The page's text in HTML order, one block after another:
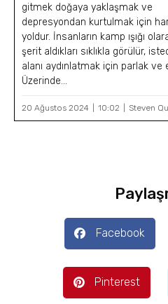
gitmek doğaya yaklaşmak ve
depresyondan kurtulmak için
yoldur. İnsanların kamp ışığı
şerit aldıkları sıklıkla görülür,
alanı aydınlatmak için parlak ve
Üzerinde...
20 Ağustos 2024 10:02 Steven
Facebook
Pinterest